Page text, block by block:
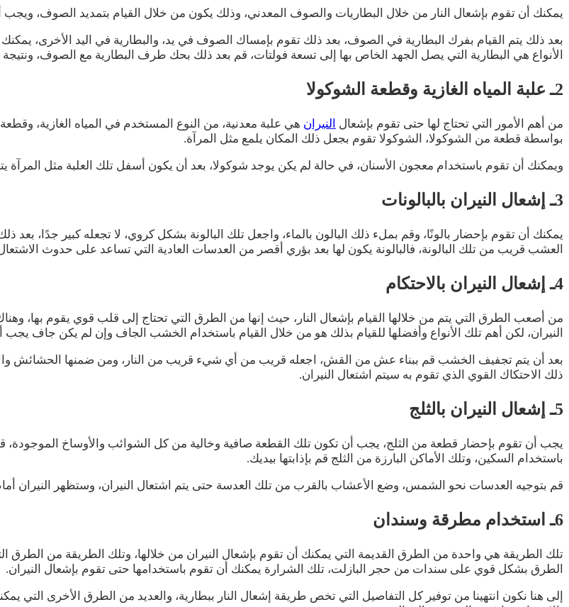
يمكنك أن تقوم بإشعال النار من خلال البطاريات والصوف المعدني، وذلك يكون من خلال القيام بتمديد
بعد ذلك يتم القيام بفرك البطارية في الصوف، بعد ذلك تقوم بإمساك الصوف في يد، والبطارية في اليد الأخرى،
الأنواع هي البطارية التي يصل الجهد الخاص بها إلى تسعة فولتات، قم بعد ذلك بحك طرف البطارية مع الصوف،
2ـ علبة المياه الغازية وقطعة الشوكولا
من أهم الأمور التي تحتاج لها حتى تقوم بإشعال النيران هي علبة معدنية، من النوع المستخدم في المياه الغازية،
بواسطة قطعة من الشوكولا، الشوكولا تقوم بجعل ذلك المكان يلمع مثل المرآة.
ويمكنك أن تقوم باستخدام معجون الأسنان، في حالة لم يكن يوجد شوكولا، بعد أن يكون أسفل تلك العلبة مثل المرآة
3ـ إشعال النيران بالبالونات
يمكنك أن تقوم بإحضار بالونًا، وقم بملء ذلك البالون بالماء، واجعل تلك البالونة بشكل كروي، لا تجعله كبير جدًا،
العشب قريب من تلك البالونة، فالبالونة يكون لها بعد بؤري أقصر من العدسات العادية التي تساعد على حدوث
4ـ إشعال النيران بالاحتكام
من أصعب الطرق التي يتم من خلالها القيام بإشعال النار، حيث إنها من الطرق التي تحتاج إلى قلب قوي يقوم بها،
النيران، لكن أهم تلك الأنواع وأفضلها للقيام بذلك هو من خلال القيام باستخدام الخشب الجاف وإن لم يكن جاف
بعد أن يتم تجفيف الخشب قم ببناء عش من القش، اجعله قريب من أي شيء قريب من النار، ومن ضمنها الحشائش
ذلك الاحتكاك القوي الذي تقوم به سيتم اشتعال النيران.
5ـ إشعال النيران بالثلج
يجب أن تقوم بإحضار قطعة من الثلج، يجب أن تكون تلك القطعة صافية وخالية من كل الشوائب والأوساخ
باستخدام السكين، وتلك الأماكن البارزة من الثلج قم بإذابتها بيديك.
قم بتوجيه العدسات نحو الشمس، وضع الأعشاب بالقرب من تلك العدسة حتى يتم اشتعال النيران، وستظهر النيران
6ـ استخدام مطرقة وسندان
تلك الطريقة هي واحدة من الطرق القديمة التي يمكنك أن تقوم بإشعال النيران من خلالها، وتلك الطريقة من الطرق
الطرق بشكل قوي على سندات من حجر البازلت، تلك الشرارة يمكنك أن تقوم باستخدامها حتى تقوم بإشعال النيران.
إلى هنا نكون انتهينا من توفير كل التفاصيل التي تخص طريقة إشعال النار ببطارية، والعديد من الطرق الأخرى التي